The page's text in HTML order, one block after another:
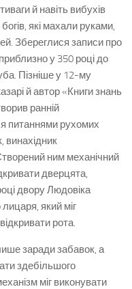
й навіть вибухів
які махали руками,
Збереглися записи про
у 350 році до
Пізніше у 12-му
й автор «Книги знань
ранній
питаннями рухомих
винахідник
ним механічний
дверцята,
двору Людовіка
який міг
рота.
заради забавок, а
здебільшого
міг виконувати